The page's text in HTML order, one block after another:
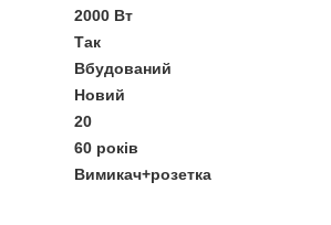
2000 Вт
Так
Вбудований
Новий
20
60 років
Вимикач+розетка